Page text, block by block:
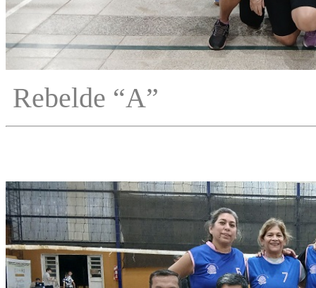
Rebelde “A”